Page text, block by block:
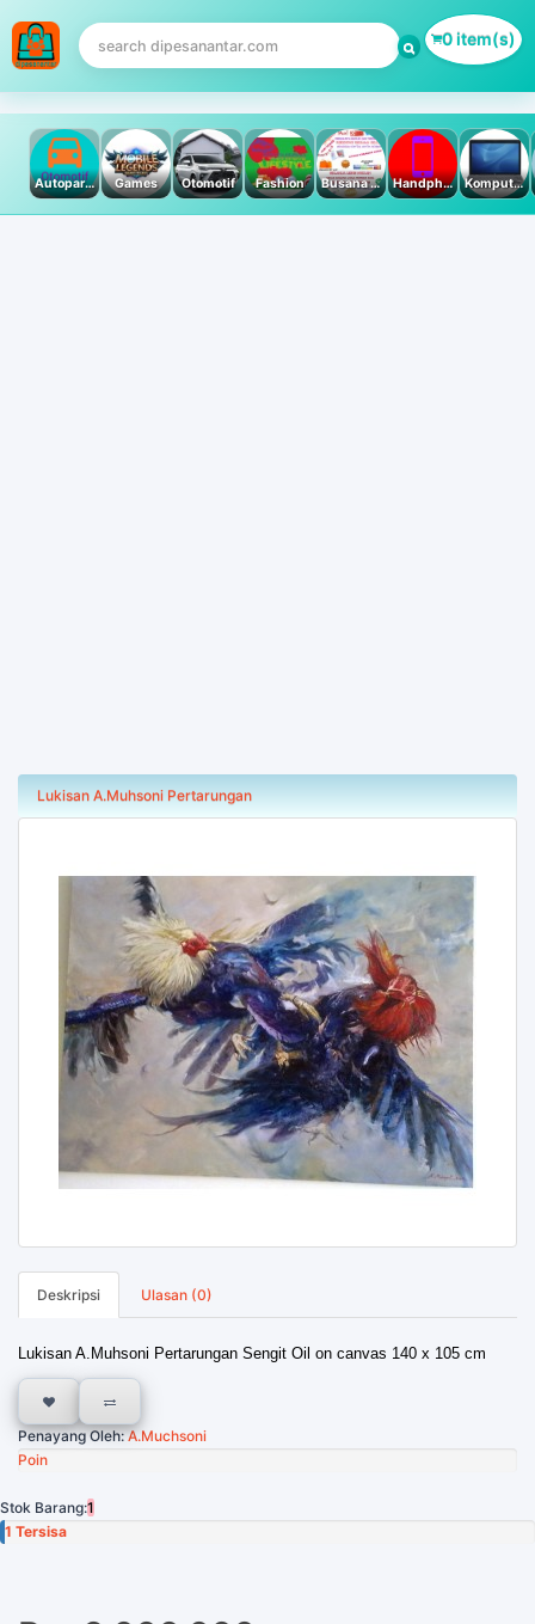
0 item(s)
Autoparts Games Otomotif Fashion Busana Muslim Handphone & Tablet Komputer PC & Laptop
Lukisan A.Muhsoni Pertarungan
Deskripsi Ulasan (0)
Lukisan A.Muhsoni Pertarungan Sengit Oil on canvas 140 x 105 cm
Penayang Oleh:A.Muchsoni
Poin
Stok Barang:1
1 Tersisa